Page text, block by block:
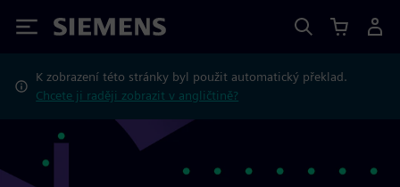
Siemens
K zobrazení této stránky byl použit automatický překlad.
Chcete ji raději zobrazit v angličtině?